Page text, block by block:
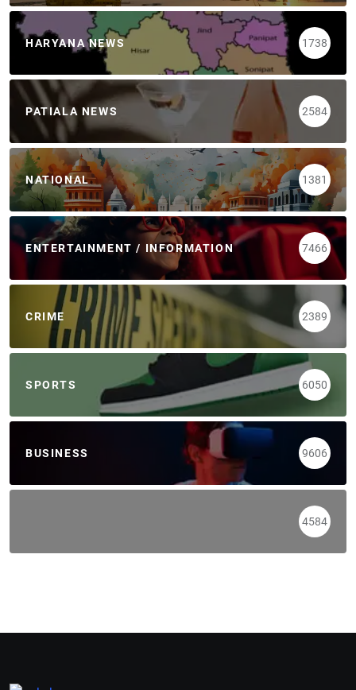
HARYANA NEWS 1738
PATIALA NEWS 2584
NATIONAL 1381
ENTERTAINMENT / INFORMATION 7466
CRIME 2389
SPORTS 6050
BUSINESS 9606
4584